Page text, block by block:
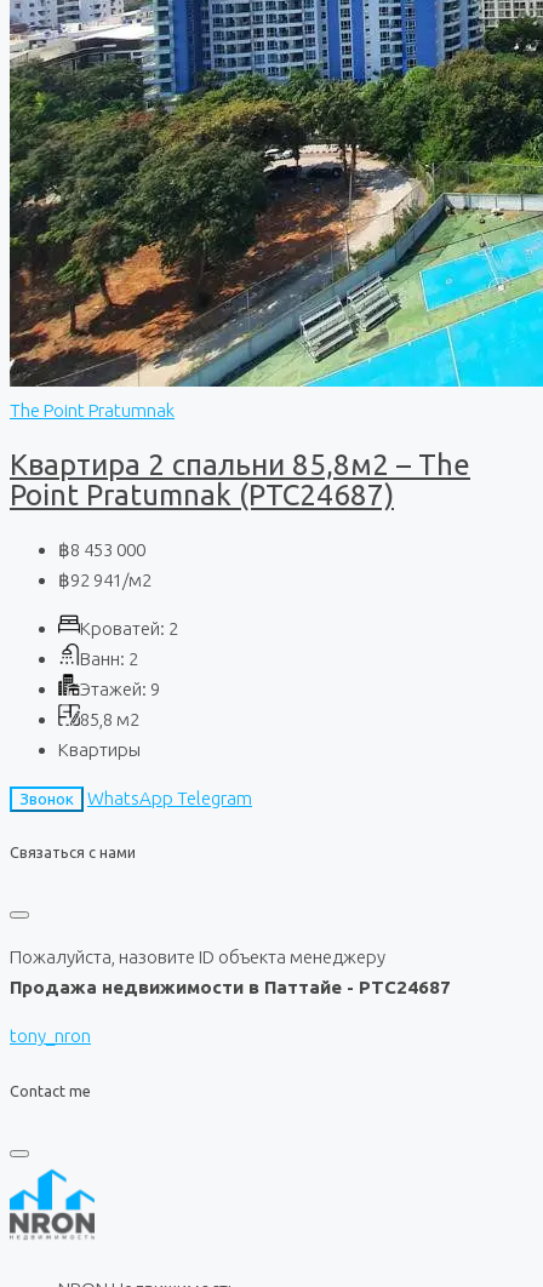
The Point Pratumnak
Квартира 2 спальни 85,8м2 – The
Point Pratumnak (PTC24687)
฿8 453 000
฿92 941 /м2
Кроватей: 2
Ванн: 2
Этажей: 9
85,8 м2
Квартиры
Звонок WhatsApp Telegram
Связаться с нами
Пожалуйста, назовите ID объекта менеджеру
Продажа недвижимости в Паттайе - PTC24687
tony_nron
Contact me